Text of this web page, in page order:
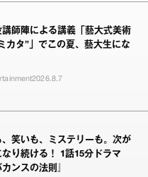
講師陣による講義「藝大式美術
カタ”」でこの夏、藝大生にな
2026.8.7
、笑いも、ミステリーも。次が
なり続ける！ 1話15分ドラマ
カンスの法則』